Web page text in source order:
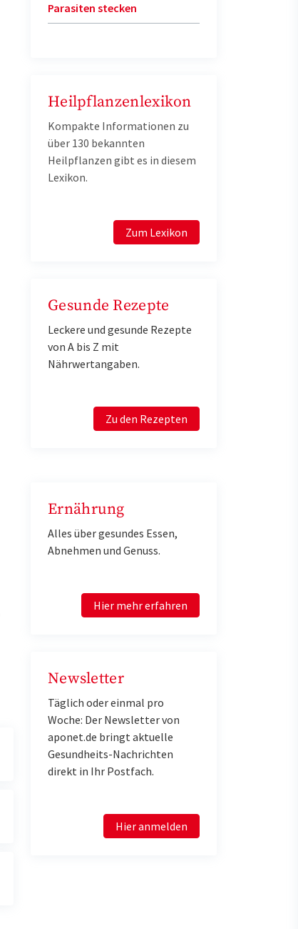
Parasiten stecken
Heilpflanzenlexikon
Kompakte Informationen zu
über 130 bekannten
Heilpflanzen gibt es in diesem
Lexikon.
Zum Lexikon
Gesunde Rezepte
Leckere und gesunde Rezepte
von A bis Z mit
Nährwertangaben.
Zu den Rezepten
Ernährung
Alles über gesundes Essen,
Abnehmen und Genuss.
Hier mehr erfahren
Newsletter
Täglich oder einmal pro
Woche: Der Newsletter von
aponet.de bringt aktuelle
Gesundheits-Nachrichten
direkt in Ihr Postfach.
Hier anmelden